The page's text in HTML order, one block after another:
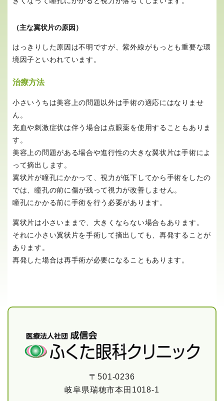
（主な翼状片の原因）
はっきりした原因は不明ですが、紫外線がもっとも重要な環
境因子といわれています。
治療方法
小さいうちは美容上の問題以外は手術の適応にはなりませ
ん。
充血や刺激症状は伴う場合は点眼薬を使用することもありま
す。
美容上の問題がある場合や進行性の大きな翼状片は手術によ
って摘出します。
翼状片が瞳孔にかかって、視力が低下してから手術をしたの
では、瞳孔の前に傷が残って視力が改善しません。
瞳孔にかかる前に手術を行う必要があります。
翼状片は小さいままで、大きくならない場合もあります。
それに小さい翼状片を手術して摘出しても、再発することが
あります。
再発した場合は再手術が必要になることもあります。
〒501-0236
岐阜県瑞穂市本田1018-1